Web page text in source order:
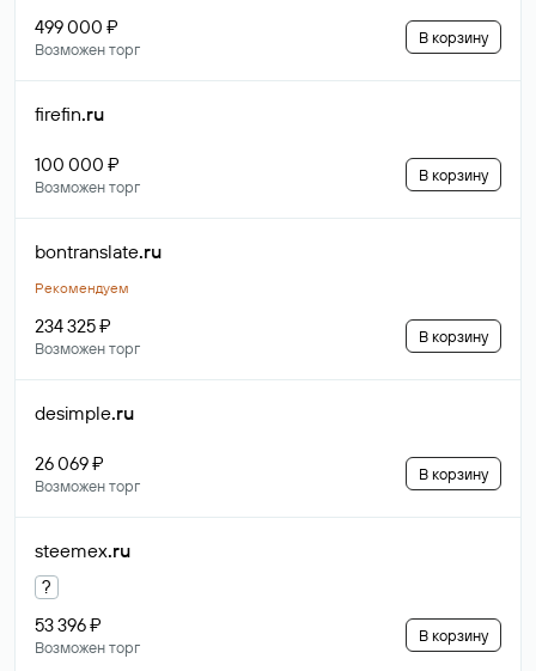
499 000 ₽
Возможен торг
В корзину
firefin.ru
100 000 ₽
Возможен торг
В корзину
bontranslate.ru
Рекомендуем
234 325 ₽
Возможен торг
В корзину
desimple.ru
26 069 ₽
Возможен торг
В корзину
steemex.ru
?
53 396 ₽
Возможен торг
В корзину